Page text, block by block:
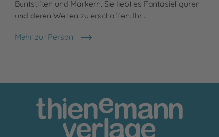
Buntstiften und Markern. Sie liebt es Fantasiefiguren
und deren Welten zu erschaffen. Ihr…
Mehr zur Person
Katrin Meiller